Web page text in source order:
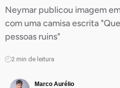
Neymar publicou imagem
com uma camisa escrita
pessoas ruins"
2 min de leitura
Marco Aurélio